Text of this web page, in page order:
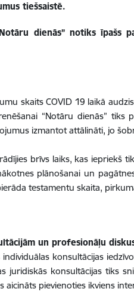
tiešsaistē.
dienās” notiks īpašs
skaits COVID 19 laikā
“Notāru dienās” tiks
izmantot attālināti, jo
brīvs laiks, kas iepriekš
plānošanai un
testamentu skaita,
un profesionāļu
konsultācijas
juridiskās konsultācijas tiks
pievienoties ikviens